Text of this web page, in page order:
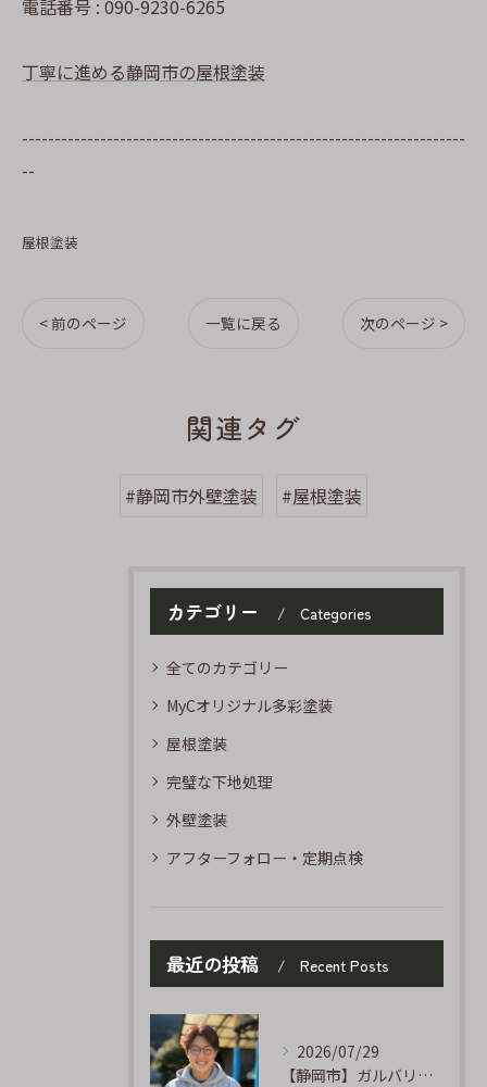
電話番号 : 090-9230-6265
丁寧に進める静岡市の屋根塗装
--------------------------------------------------------------------
--
屋根塗装
< 前のページ 一覧に戻る 次のページ >
関連タグ
#静岡市外壁塗装 #屋根塗装
カテゴリー Categories
全てのカテゴリー
MyCオリジナル多彩塗装
屋根塗装
完璧な下地処理
外壁塗装
アフターフォロー・定期点検
最近の投稿 Recent Posts
2026/07/29
【静岡市】ガルバリウム外壁のサビ補修｜タッチアップ塗装の手順を職人が解説